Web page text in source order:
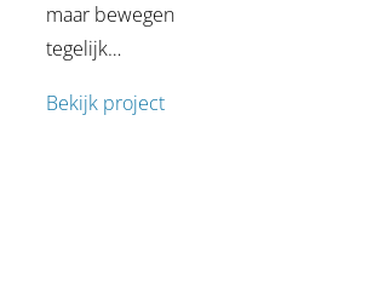
maar bewegen
tegelijk…
Bekijk project